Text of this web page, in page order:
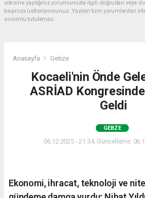
sitesine yaptığınız yorumunuzla ilgili doğrudan veya
başınıza üstleniyorsunuz. Yazılan tüm yorumlardan
sorumlu tutulamaz.
Anasayfa Gebze
Kocaeli'nin Önde
ASRİAD
Geldi
GEBZE
06.12.2025 - 21:34, Güncelleme:
Ekonomi, ihracat, teknoloji ve